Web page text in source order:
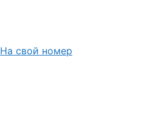
На свой номер